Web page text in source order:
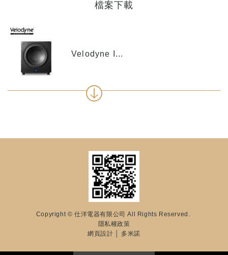
檔案下載
Velodyne I...
Copyright © 仕洋電器有限公司 All Rights Reserved.
隱私權政策
網頁設計 │ 多米諾